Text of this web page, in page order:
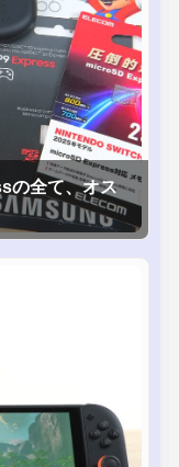
の全て、オス